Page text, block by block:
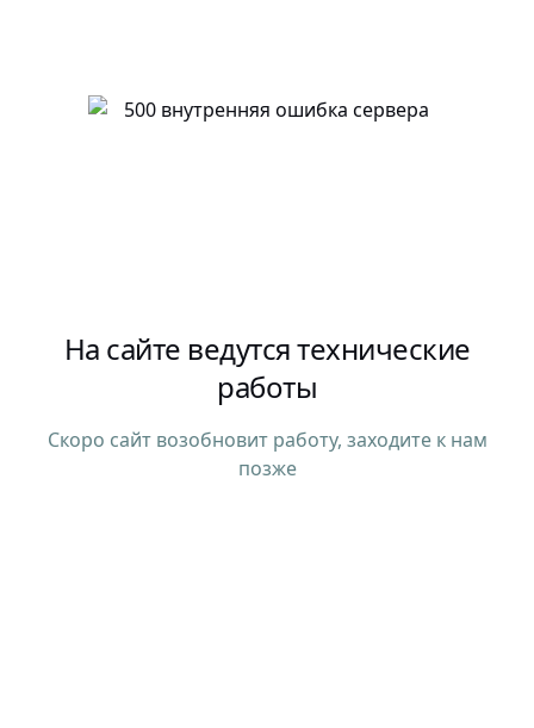
На сайте ведутся технические
работы
Скоро сайт возобновит работу, заходите к нам
позже